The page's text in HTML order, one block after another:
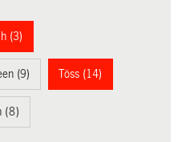
(3)
(9) Töss (14)
(8)